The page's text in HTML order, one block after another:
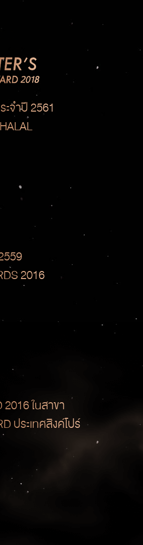
จำปี 2561
2016
2016 ในสาขา
ประเทศสิงค์โปร์